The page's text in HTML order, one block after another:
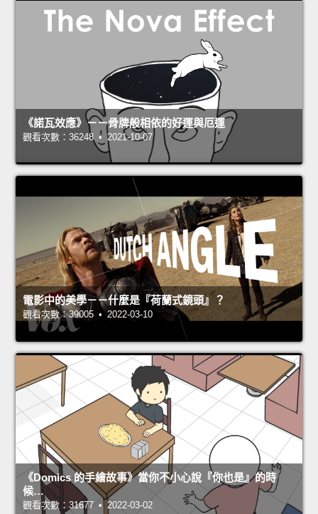
《諾瓦效應》－－骨牌般相依的好運與厄運
觀看次數：36248 • 2021-10-07
電影中的美學－－什麼是『荷蘭式鏡頭』？
觀看次數：39005 • 2022-03-10
《Domics 的手繪故事》當你不小心說『你也是』的時
候…
觀看次數：31677 • 2022-03-02